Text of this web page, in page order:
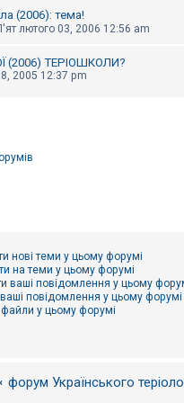
(2006): тема!
лютого 03, 2006 12:56 am
(2006) ТЕРІОШКОЛИ?
2005 12:37 pm
нові теми у цьому форумі
на теми у цьому форумі
ваші повідомлення у цьому
повідомлення у цьому форумі
у цьому форумі
форум Українського